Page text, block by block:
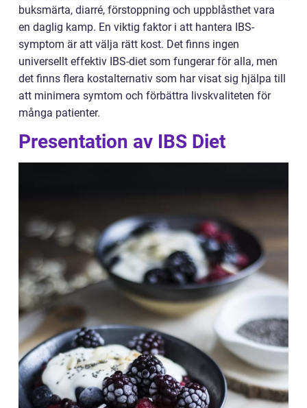
buksmärta, diarré, förstoppning och uppblåsthet vara
en daglig kamp. En viktig faktor i att hantera IBS-
symptom är att välja rätt kost. Det finns ingen
universellt effektiv IBS-diet som fungerar för alla, men
det finns flera kostalternativ som har visat sig hjälpa till
att minimera symtom och förbättra livskvaliteten för
många patienter.
Presentation av IBS Diet